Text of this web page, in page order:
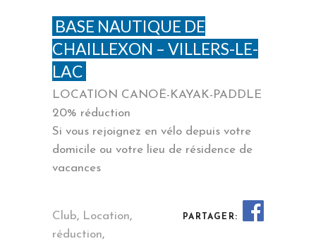
BASE NAUTIQUE DE
CHAILLEXON – VILLERS-LE-
LAC
LOCATION CANOË-KAYAK-PADDLE
20% réduction
Si vous rejoignez en vélo depuis votre
domicile ou votre lieu de résidence de
vacances
Club, Location,
réduction,
PARTAGER: